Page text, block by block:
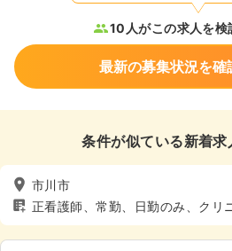
10人がこの求人を検
最新の募集状況を確
条件が似ている新着求
市川市
正看護師、常勤、日勤のみ、クリ